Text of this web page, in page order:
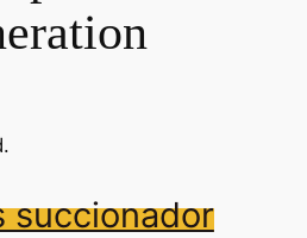
succionador